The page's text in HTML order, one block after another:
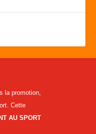
la promotion,
Cette
AU SPORT